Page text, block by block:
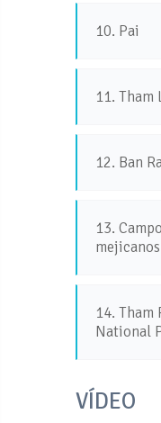
10. Pai
11. Tham
12. Ban
13.
14. Tham
National
VÍDEO